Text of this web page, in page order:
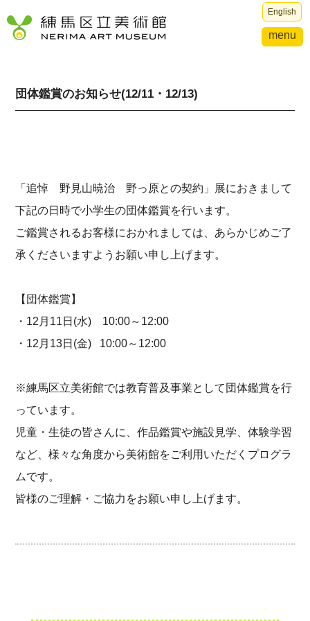
English
menu
団体鑑賞のお知らせ(12/11・12/13)
「追悼 野見山暁治 野っ原との契約」展におきまして
下記の日時で小学生の団体鑑賞を行います。
ご鑑賞されるお客様におかれましては、あらかじめご了
承くださいますようお願い申し上げます。
【団体鑑賞】
・12月11日(水) 10:00～12:00
・12月13日(金) 10:00～12:00
※練馬区立美術館では教育普及事業として団体鑑賞を行
っています。
児童・生徒の皆さんに、作品鑑賞や施設見学、体験学習
など、様々な角度から美術館をご利用いただくプログラ
ムです。
皆様のご理解・ご協力をお願い申し上げます。